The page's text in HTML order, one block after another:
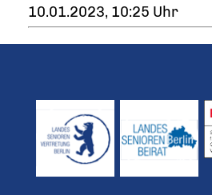
10.01.2023, 10:25 Uhr